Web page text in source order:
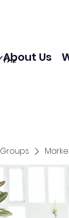
About Us
Groups